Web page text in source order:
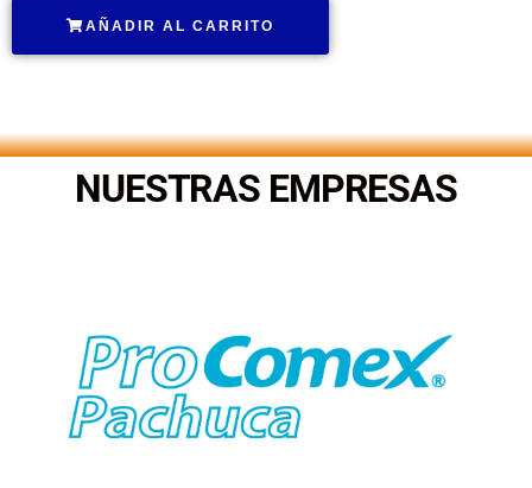
AÑADIR AL CARRITO
NUESTRAS EMPRESAS